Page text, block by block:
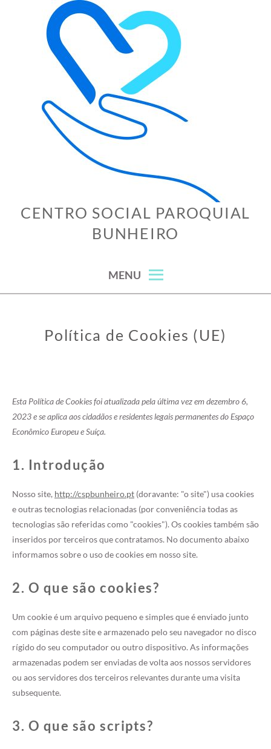
CENTRO SOCIAL PAROQUIAL
BUNHEIRO
MENU
Política de Cookies (UE)
Esta Política de Cookies foi atualizada pela última vez em dezembro 6,
2023 e se aplica aos cidadãos e residentes legais permanentes do Espaço
Econômico Europeu e Suíça.
1. Introdução
Nosso site, http://cspbunheiro.pt (doravante: "o site") usa cookies
e outras tecnologias relacionadas (por conveniência todas as
tecnologias são referidas como "cookies"). Os cookies também são
inseridos por terceiros que contratamos. No documento abaixo
informamos sobre o uso de cookies em nosso site.
2. O que são cookies?
Um cookie é um arquivo pequeno e simples que é enviado junto
com páginas deste site e armazenado pelo seu navegador no disco
rígido do seu computador ou outro dispositivo. As informações
armazenadas podem ser enviadas de volta aos nossos servidores
ou aos servidores dos terceiros relevantes durante uma visita
subsequente.
3. O que são scripts?